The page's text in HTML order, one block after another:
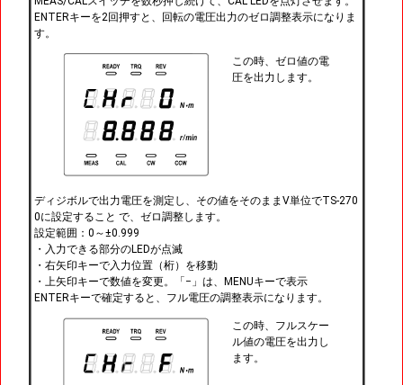
ENTERキーを2回押すと、回転の電圧出力のゼロ調整表示になりま
す。
この時、ゼロ値の電
圧を出力します。
ディジボルで出力電圧を測定し、その値をそのままV単位でTS-270
0に設定すること で、ゼロ調整します。
設定範囲：0～±0.999
・入力できる部分のLEDが点滅
・右矢印キーで入力位置（桁）を移動
・上矢印キーで数値を変更。「−」は、MENUキーで表示
ENTERキーで確定すると、フル電圧の調整表示になります。
この時、フルスケー
ル値の電圧を出力し
ます。